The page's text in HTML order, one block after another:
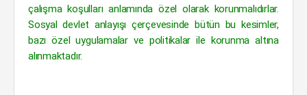
çalışma koşulları anlamında özel olarak korunmalıdırlar.
Sosyal devlet anlayışı çerçevesinde bütün bu kesimler,
bazı özel uygulamalar ve politikalar ile korunma altına
alınmaktadır.